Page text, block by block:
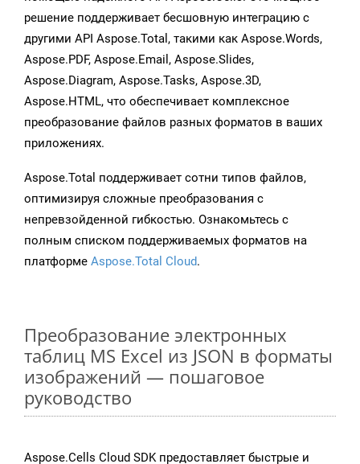
решение поддерживает бесшовную интеграцию с
другими API Aspose.Total, такими как Aspose.Words,
Aspose.PDF, Aspose.Email, Aspose.Slides,
Aspose.Diagram, Aspose.Tasks, Aspose.3D,
Aspose.HTML, что обеспечивает комплексное
преобразование файлов разных форматов в ваших
приложениях.
Aspose.Total поддерживает сотни типов файлов,
оптимизируя сложные преобразования с
непревзойденной гибкостью. Ознакомьтесь с
полным списком поддерживаемых форматов на
платформе Aspose.Total Cloud.
Преобразование электронных
таблиц MS Excel из JSON в форматы
изображений — пошаговое
руководство
Aspose.Cells Cloud SDK предоставляет быстрые и